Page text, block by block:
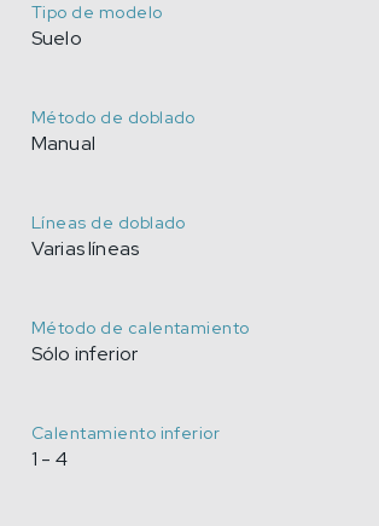
Tipo de modelo
Suelo
Método de doblado
Manual
Líneas de doblado
Varias líneas
Método de calentamiento
Sólo inferior
Calentamiento inferior
1 - 4